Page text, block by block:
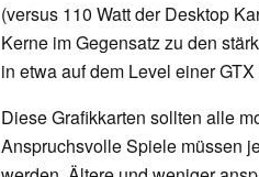
(versus 110 Watt der Desktop
Kerne im Gegensatz zu den
in etwa auf dem Level einer
Diese Grafikkarten sollten alle
Anspruchsvolle Spiele müssen